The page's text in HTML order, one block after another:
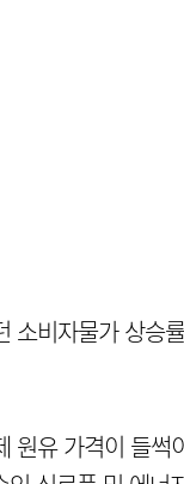
소비자물가 상승
원유 가격이 들